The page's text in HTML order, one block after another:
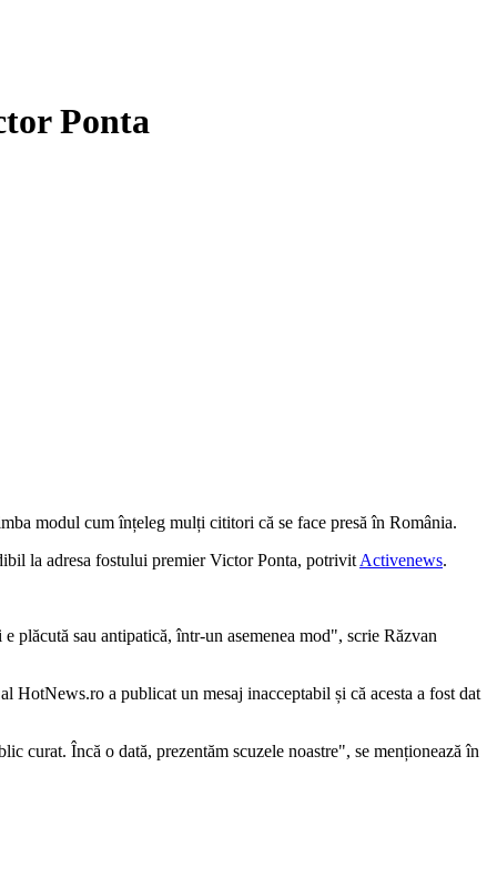
Ponta
modul cum înțeleg mulți cititori că se face presă în România.
la adresa fostului premier Victor Ponta, potrivit Activenews.
plăcută sau antipatică, într-un asemenea mod", scrie Răzvan
a publicat un mesaj inacceptabil și că acesta a fost dat
curat. Încă o dată, prezentăm scuzele noastre", se menționează în